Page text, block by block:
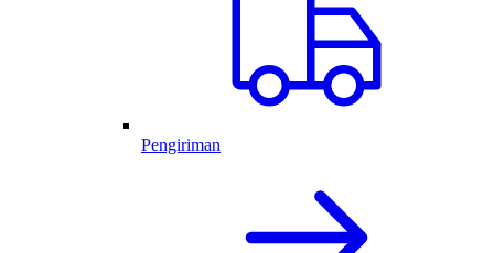
Pengiriman